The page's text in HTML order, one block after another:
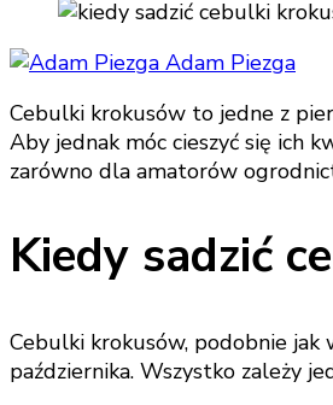
Adam Piezga
Cebulki krokusów to jedne z
Aby jednak móc cieszyć się ich
zarówno dla amatorów
Kiedy sadzić
Cebulki krokusów, podobnie jak
października. Wszystko zależy